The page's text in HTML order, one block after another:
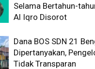
Selama Bertahun-
Al Iqro Disorot
Dana BOS SDN 21
Dipertanyakan,
Tidak Transparan